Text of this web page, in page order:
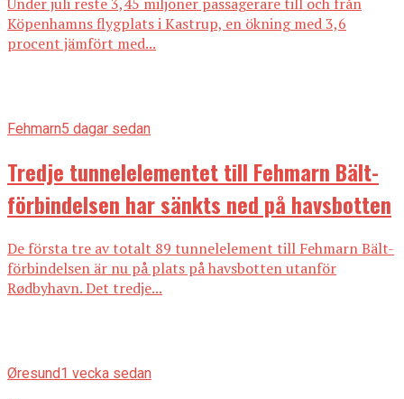
Under juli reste 3,45 miljoner passagerare till och från
Köpenhamns flygplats i Kastrup, en ökning med 3,6
procent jämfört med...
Fehmarn5 dagar sedan
Tredje tunnelelementet till Fehmarn Bält-
förbindelsen har sänkts ned på havsbotten
De första tre av totalt 89 tunnelelement till Fehmarn Bält-
förbindelsen är nu på plats på havsbotten utanför
Rødbyhavn. Det tredje...
Øresund1 vecka sedan